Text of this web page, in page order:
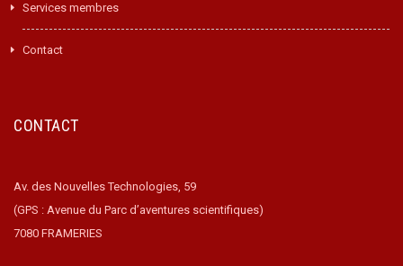
Services membres
Contact
CONTACT
Av. des Nouvelles Technologies, 59
(GPS : Avenue du Parc d’aventures scientifiques)
7080 FRAMERIES